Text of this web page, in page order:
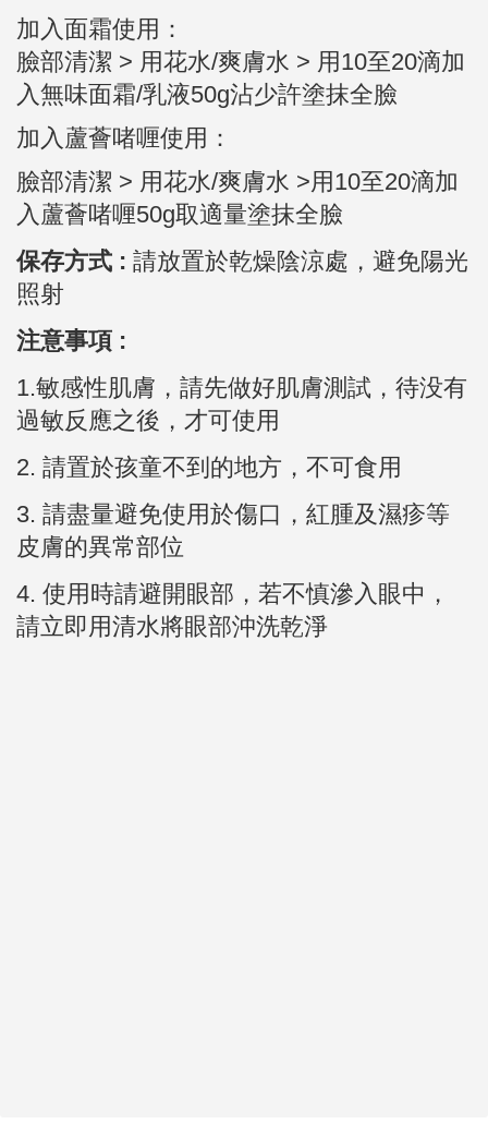
加入面霜使用：
臉部清潔 > 用花水/爽膚水 > 用10至20滴加
入無味面霜/乳液50g沾少許塗抹全臉
加入蘆薈啫喱使用：
臉部清潔 > 用花水/爽膚水 >用10至20滴加
入蘆薈啫喱50g取適量塗抹全臉
保存方式 : 請放置於乾燥陰涼處，避免陽光
照射
注意事項 :
1.敏感性肌膚，請先做好肌膚測試，待没有
過敏反應之後，才可使用
2. 請置於孩童不到的地方，不可食用
3. 請盡量避免使用於傷口，紅腫及濕疹等
皮膚的異常部位
4. 使用時請避開眼部，若不慎滲入眼中，
請立即用清水將眼部沖洗乾淨